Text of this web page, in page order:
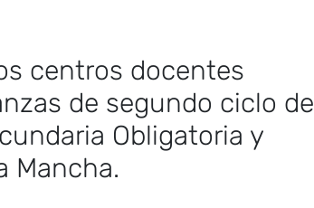
centros docentes
de segundo ciclo de
Obligatoria y
Mancha.